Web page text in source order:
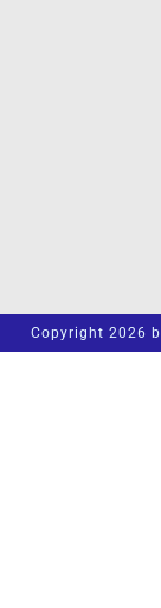
Copyright 2026